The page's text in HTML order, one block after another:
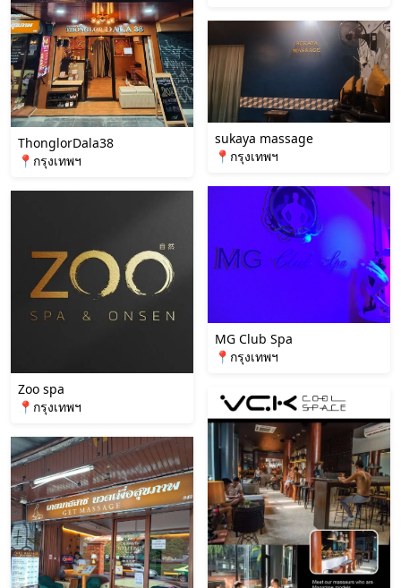
ThonglorDala38
📍กรุงเทพฯ
Zoo spa
📍กรุงเทพฯ
sukaya massage
📍กรุงเทพฯ
MG Club Spa
📍กรุงเทพฯ